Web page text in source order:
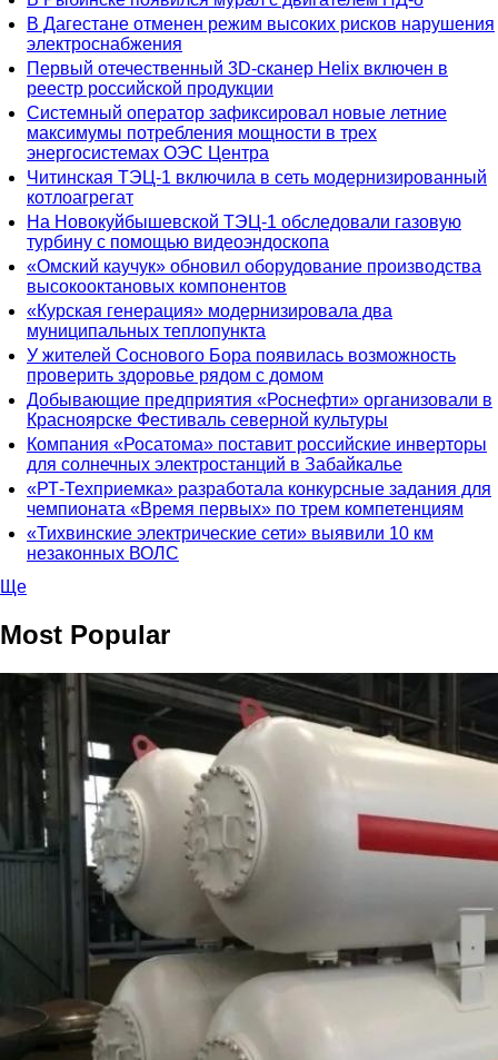
В Дагестане отменен режим высоких рисков нарушения
электроснабжения
Первый отечественный 3D-сканер Helix включен в
реестр российской продукции
Системный оператор зафиксировал новые летние
максимумы потребления мощности в трех
энергосистемах ОЭС Центра
Читинская ТЭЦ-1 включила в сеть модернизированный
котлоагрегат
На Новокуйбышевской ТЭЦ-1 обследовали газовую
турбину с помощью видеоэндоскопа
«Омский каучук» обновил оборудование производства
высокооктановых компонентов
«Курская генерация» модернизировала два
муниципальных теплопункта
У жителей Соснового Бора появилась возможность
проверить здоровье рядом с домом
Добывающие предприятия «Роснефти» организовали в
Красноярске Фестиваль северной культуры
Компания «Росатома» поставит российские инверторы
для солнечных электростанций в Забайкалье
«РТ-Техприемка» разработала конкурсные задания для
чемпионата «Время первых» по трем компетенциям
«Тихвинские электрические сети» выявили 10 км
незаконных ВОЛС
Ще
Most Popular